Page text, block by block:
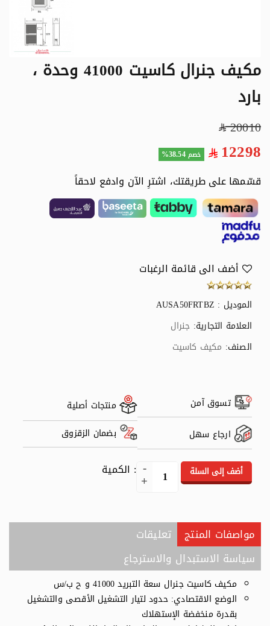
مكيف جنرال كاسيت 41000 وحدة ،
بارد
20010
12298 خصم38.54%
قسّمها على طريقتك، اشترِ الآن وادفع لاحقاً
أضف الى قائمة الرغبات
الموديل : AUSA50FRTBZ
العلامة التجارية: جنرال
الصنف: مكيف كاسيت
تسوق آمن
منتجات أصلية
ارجاع سهل
بضمان الزقزوق
: الكمية أضف إلى السلة
مواصفات المنتج
تعليقات
سياسة الاستبدال والاسترجاع
مكيف كاسيت جنرال سعة التبريد 41000 و ح ب/س
الوضع الاقتصادي: حدود لتيار التشغيل الأقصى والتشغيل
بقدرة منخفضة الإستهلاك